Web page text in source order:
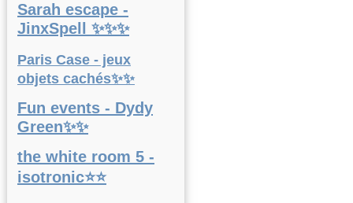
Sarah escape -
JinxSpell ✨✨✨
Paris Case - jeux
objets cachés✨✨
Fun events - Dydy
Green✨✨
the white room 5 -
isotronic⭐⭐